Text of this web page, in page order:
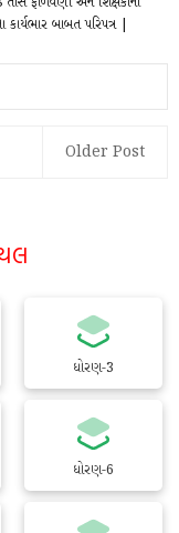
કાર્યભાર બાબત પરિપત્ર |
Older Post
ધોરણ-3
ધોરણ-6